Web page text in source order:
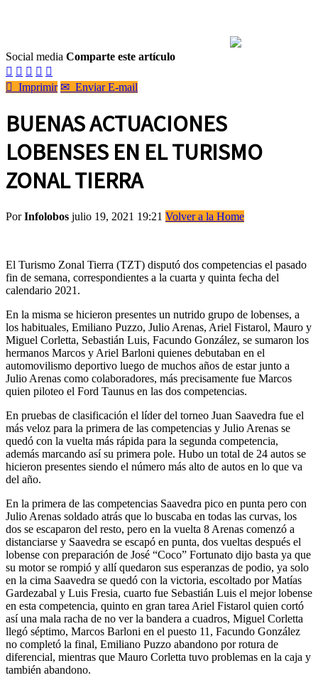
Social media Comparte este artículo
    
 Imprimir ✉ Enviar E-mail
BUENAS ACTUACIONES
LOBENSES EN EL TURISMO
ZONAL TIERRA
PorInfolobos julio 19, 2021 19:21 Volver a la Home
El Turismo Zonal Tierra (TZT) disputó dos competencias el pasado
fin de semana, correspondientes a la cuarta y quinta fecha del
calendario 2021.
En la misma se hicieron presentes un nutrido grupo de lobenses, a
los habituales, Emiliano Puzzo, Julio Arenas, Ariel Fistarol, Mauro y
Miguel Corletta, Sebastián Luis, Facundo González, se sumaron los
hermanos Marcos y Ariel Barloni quienes debutaban en el
automovilismo deportivo luego de muchos años de estar junto a
Julio Arenas como colaboradores, más precisamente fue Marcos
quien piloteo el Ford Taunus en las dos competencias.
En pruebas de clasificación el líder del torneo Juan Saavedra fue el
más veloz para la primera de las competencias y Julio Arenas se
quedó con la vuelta más rápida para la segunda competencia,
además marcando así su primera pole. Hubo un total de 24 autos se
hicieron presentes siendo el número más alto de autos en lo que va
del año.
En la primera de las competencias Saavedra pico en punta pero con
Julio Arenas soldado atrás que lo buscaba en todas las curvas, los
dos se escaparon del resto, pero en la vuelta 8 Arenas comenzó a
distanciarse y Saavedra se escapó en punta, dos vueltas después el
lobense con preparación de José “Coco” Fortunato dijo basta ya que
su motor se rompió y allí quedaron sus esperanzas de podio, ya solo
en la cima Saavedra se quedó con la victoria, escoltado por Matías
Gardezabal y Luis Fresia, cuarto fue Sebastián Luis el mejor lobense
en esta competencia, quinto en gran tarea Ariel Fistarol quien cortó
así una mala racha de no ver la bandera a cuadros, Miguel Corletta
llegó séptimo, Marcos Barloni en el puesto 11, Facundo González
no completó la final, Emiliano Puzzo abandono por rotura de
diferencial, mientras que Mauro Corletta tuvo problemas en la caja y
también abandono.